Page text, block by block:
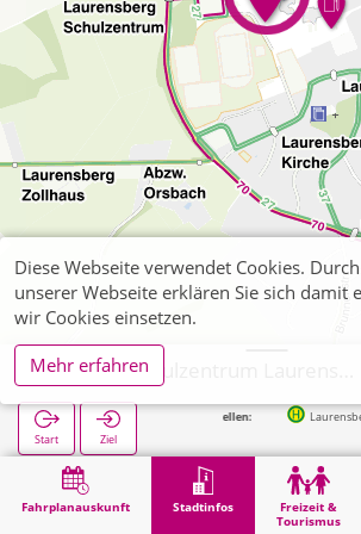
Fahrplanauskunft Stadtinfos
Freizeit &
Tourismus
Start Ziel
Nächste Haltestellen: Laurensberg
Stadtinfos Aachen, Schulzentrum
Diese Webseite verwendet Cookies.
unserer Webseite erklären Sie sich damit
wir Cookies einsetzen.
Mehr erfahren